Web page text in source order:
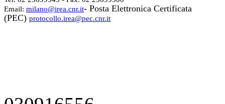
Email: milano@irea.cnr.it- Posta Elettronica Certificata
(PEC) protocollo.irea@pec.cnr.it